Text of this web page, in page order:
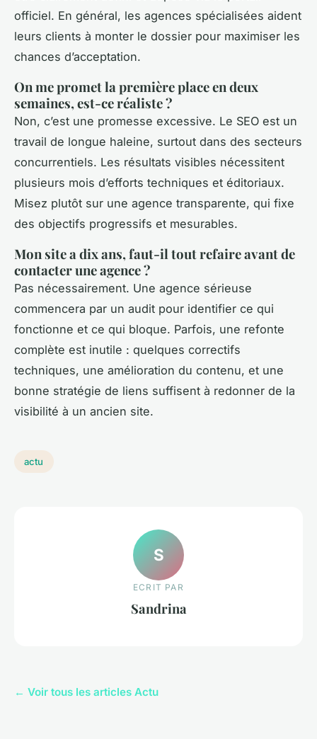
officiel. En général, les agences spécialisées aident
leurs clients à monter le dossier pour maximiser les
chances d’acceptation.
On me promet la première place en deux
semaines, est-ce réaliste ?
Non, c’est une promesse excessive. Le SEO est un
travail de longue haleine, surtout dans des secteurs
concurrentiels. Les résultats visibles nécessitent
plusieurs mois d’efforts techniques et éditoriaux.
Misez plutôt sur une agence transparente, qui fixe
des objectifs progressifs et mesurables.
Mon site a dix ans, faut-il tout refaire avant de
contacter une agence ?
Pas nécessairement. Une agence sérieuse
commencera par un audit pour identifier ce qui
fonctionne et ce qui bloque. Parfois, une refonte
complète est inutile : quelques correctifs
techniques, une amélioration du contenu, et une
bonne stratégie de liens suffisent à redonner de la
visibilité à un ancien site.
actu
S
ECRIT PAR
Sandrina
← Voir tous les articles Actu